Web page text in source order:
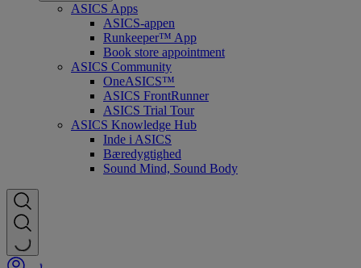
ASICS Apps
ASICS-appen
Runkeeper™ App
Book store appointment
ASICS Community
OneASICS™
ASICS FrontRunner
ASICS Trial Tour
ASICS Knowledge Hub
Inde i ASICS
Bæredygtighed
Sound Mind, Sound Body